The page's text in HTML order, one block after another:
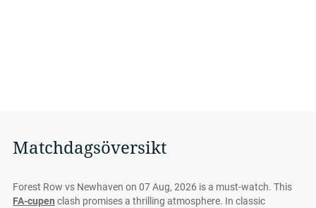
Matchdagsöversikt
Forest Row vs Newhaven on 07 Aug, 2026 is a must-watch. This
FA-cupen clash promises a thrilling atmosphere. In classic